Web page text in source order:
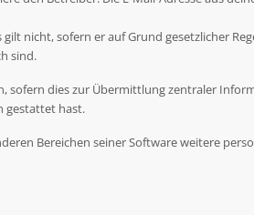
nicht, sofern er auf Grund gesetzlicher
sind.
dies zur Übermittlung zentraler
gestattet hast.
Bereichen seiner Software weitere